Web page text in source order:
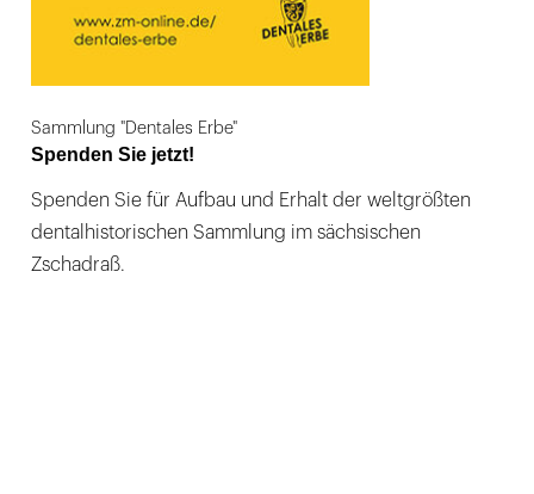
Sammlung "Dentales Erbe"
Spenden Sie jetzt!
Spenden Sie für Aufbau und Erhalt der weltgrößten
dentalhistorischen Sammlung im sächsischen
Zschadraß.